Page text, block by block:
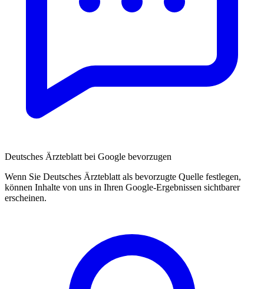
Deutsches Ärzteblatt bei Google bevorzugen
Wenn Sie Deutsches Ärzteblatt als bevorzugte Quelle festlegen,
können Inhalte von uns in Ihren Google-Ergebnissen sichtbarer
erscheinen.